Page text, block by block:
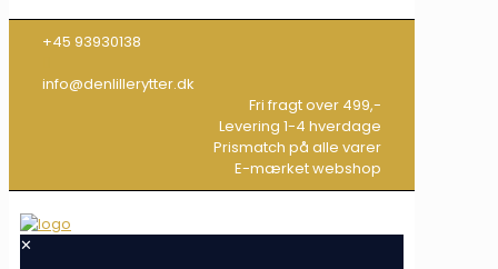
+45 93930138
info@denlillerytter.dk
Fri fragt over 499,-
Levering 1-4 hverdage
Prismatch på alle varer
E-mærket webshop
✕